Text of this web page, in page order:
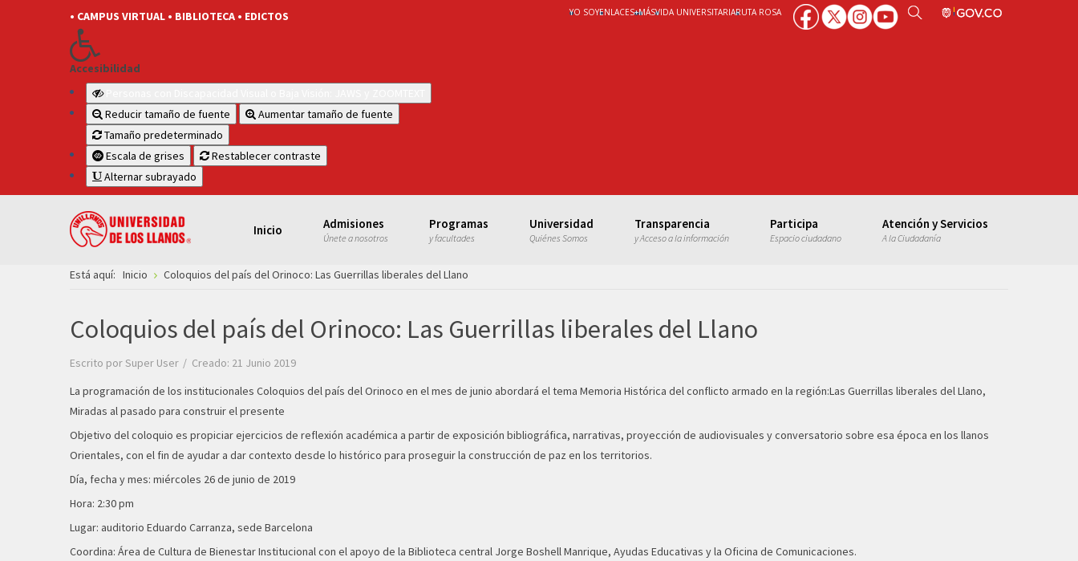
• CAMPUS VIRTUAL • BIBLIOTECA • EDICTOS
Accesibilidad
Reducir tamaño de fuente
Aumentar tamaño de fuente
Tamaño predeterminado
Escala de grises
Restablecer contraste
Alternar subrayado
YO SOYENLACES+MÁSVIDA UNIVERSITARIARUTA ROSA
Inicio Admisiones
Únete a nosotros
Programas
y facultades
Universidad
Quiénes Somos
Transparencia
y Acceso a la información
Participa
Espacio ciudadano
Atención y Servicios
A la Ciudadanía
Está aquí: Inicio Coloquios del país del Orinoco: Las Guerrillas liberales del Llano
Coloquios del país del Orinoco: Las Guerrillas liberales del Llano
Escrito porSuper User
Creado: 21 Junio 2019
La programación de los institucionales Coloquios del país del Orinoco en el mes de junio abordará el tema Memoria Histórica del conflicto armado en la región:Las Guerrillas liberales del Llano,
Miradas al pasado para construir el presente
Objetivo del coloquio es propiciar ejercicios de reflexión académica a partir de exposición bibliográfica, narrativas, proyección de audiovisuales y conversatorio sobre esa época en los llanos
Orientales, con el fin de ayudar a dar contexto desde lo histórico para proseguir la construcción de paz en los territorios.
Día, fecha y mes: miércoles 26 de junio de 2019
Hora: 2:30 pm
Lugar: auditorio Eduardo Carranza, sede Barcelona
Coordina: Área de Cultura de Bienestar Institucional con el apoyo de la Biblioteca central Jorge Boshell Manrique, Ayudas Educativas y la Oficina de Comunicaciones.